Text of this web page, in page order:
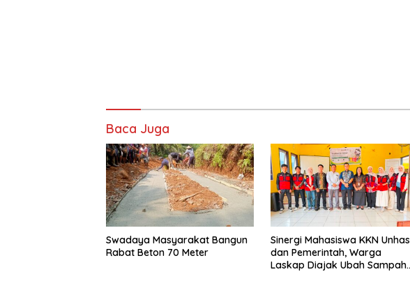
Baca Juga
Swadaya Masyarakat Bangun
Rabat Beton 70 Meter
Sinergi Mahasiswa KKN Unhas
dan Pemerintah, Warga
Laskap Diajak Ubah Sampah